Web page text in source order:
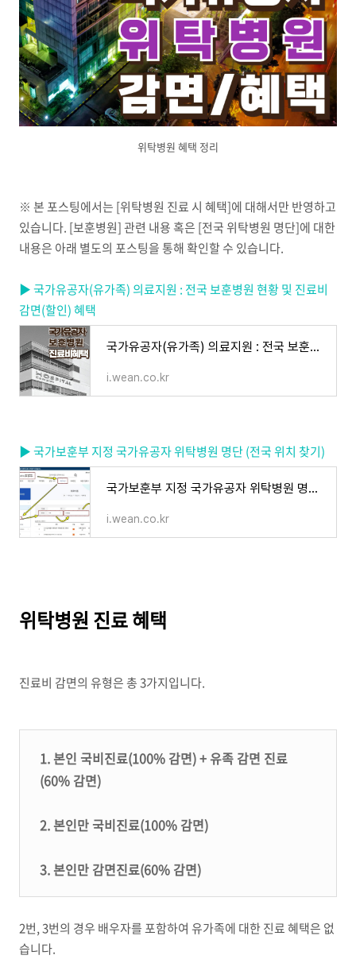
위탁병원 혜택 정리
※ 본 포스팅에서는 [위탁병원 진료 시 혜택]에 대해서만 반영하고
있습니다. [보훈병원]관련 내용 혹은 [전국 위탁병원 명단]에 대한
내용은 아래 별도의 포스팅을 통해 확인할 수 있습니다.
▶ 국가유공자(유가족) 의료지원 : 전국 보훈병원 현황 및 진료비
감면(할인) 혜택
국가유공자(유가족) 의료지원 : 전국 보훈병원 현황 및 진료비 감면(할인) 혜택
i.wean.co.kr
▶ 국가보훈부 지정 국가유공자 위탁병원 명단 (전국 위치 찾기)
국가보훈부 지정 국가유공자 위탁병원 명단 (전국 위치 찾기)
i.wean.co.kr
위탁병원 진료 혜택
진료비 감면의 유형은 총3가지입니다.
1. 본인 국비진료(100% 감면) + 유족 감면 진료
(60% 감면)
2.본인만 국비진료(100% 감면)
3.본인만 감면진료(60% 감면)
2번, 3번의 경우 배우자를 포함하여 유가족에 대한 진료 혜택은 없
습니다.